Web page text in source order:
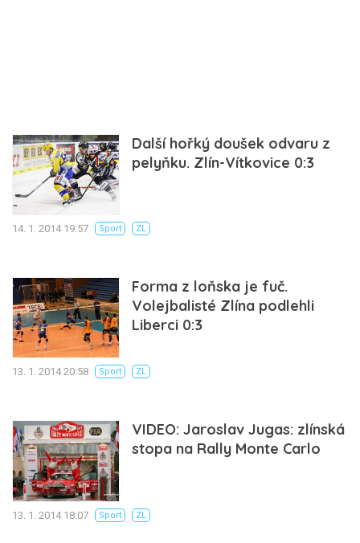
Další hořký doušek odvaru z
pelyňku. Zlín-Vítkovice 0:3
14. 1. 2014 19:57 Sport ZL
Forma z loňska je fuč.
Volejbalisté Zlína podlehli
Liberci 0:3
13. 1. 2014 20:58 Sport ZL
VIDEO: Jaroslav Jugas: zlínská
stopa na Rally Monte Carlo
13. 1. 2014 18:07 Sport ZL